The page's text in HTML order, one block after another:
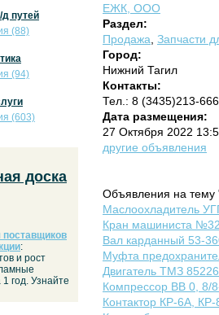
ЕЖК, ООО
Раздел:
Продажа Запчасти
Город:
Нижний Тагил
Контакты:
Тел.: 8 (3435)213-
Дата размещения:
27 Октября 2022
другие объявления
Объявления на тему
Маслоохладитель
Кран машиниста
Вал карданный 53-
Муфта
Двигатель ТМЗ
Компрессор ВВ 0, 8/
Контактор КР-6А, КР-
путей
(88)
(94)
(603)
доска
поставщиков
:
и рост
год. Узнайте